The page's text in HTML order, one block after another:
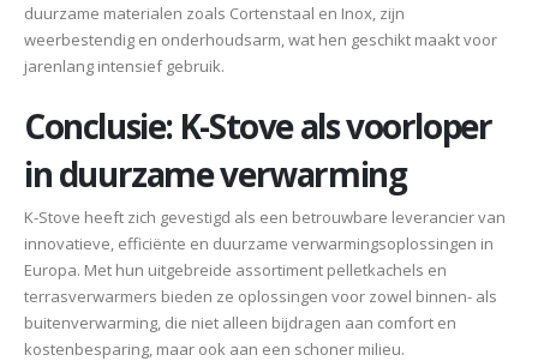
duurzame materialen zoals Cortenstaal en Inox, zijn
weerbestendig en onderhoudsarm, wat hen geschikt maakt voor
jarenlang intensief gebruik.
Conclusie: K-Stove als voorloper
in duurzame verwarming
K-Stove heeft zich gevestigd als een betrouwbare leverancier van
innovatieve, efficiënte en duurzame verwarmingsoplossingen in
Europa. Met hun uitgebreide assortiment pelletkachels en
terrasverwarmers bieden ze oplossingen voor zowel binnen- als
buitenverwarming, die niet alleen bijdragen aan comfort en
kostenbesparing, maar ook aan een schoner milieu.